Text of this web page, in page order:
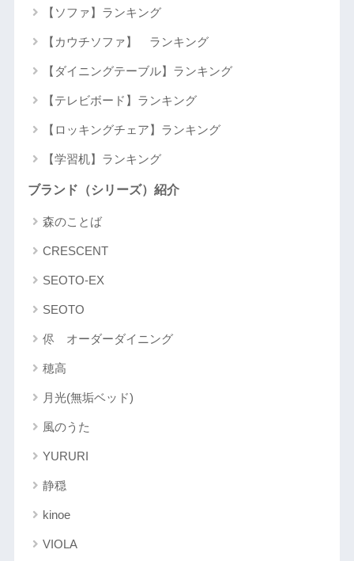
【ソファ】ランキング
【カウチソファ】 ランキング
【ダイニングテーブル】ランキング
【テレビボード】ランキング
【ロッキングチェア】ランキング
【学習机】ランキング
ブランド（シリーズ）紹介
森のことば
CRESCENT
SEOTO-EX
SEOTO
侭 オーダーダイニング
穂高
月光(無垢ベッド)
風のうた
YURURI
静穏
kinoe
VIOLA